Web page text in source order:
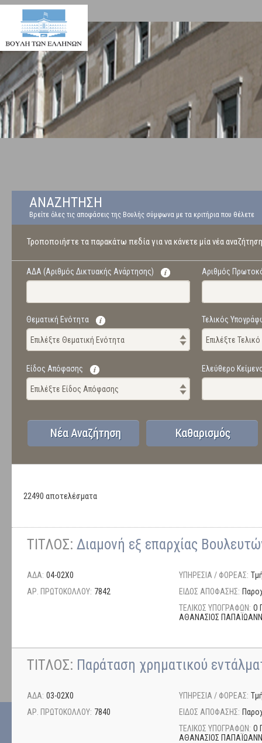
ΑΝΑΖΗΤΗΣΗ
Βρείτε όλες τις αποφάσεις της Βουλής σύμφωνα με τα κριτήρια που θέλετε
Τροποποιήστε τα παρακάτω πεδία για να κάνετε μία νέα αναζήτηση
ΑΔΑ (Αριθμός Δικτυακής Ανάρτησης) Αριθμός
Θεματική Ενότητα
Επιλέξτε Θεματική Ενότητα
Τελικός
Επιλέξτε
Είδος Απόφασης
Επιλέξτε Είδος Απόφασης
Ελεύθερο
22490 αποτελέσματα
ΤΙΤΛΟΣ: Διαμονή εξ επαρχίας
ΑΔΑ: 04-02Χ0
ΑΡ. ΠΡΩΤΟΚΟΛΛΟΥ: 7842
ΥΠΗΡΕΣΙΑ / ΦΟΡΕΑΣ:
ΕΙΔΟΣ ΑΠΟΦΑΣΗΣ:
ΤΕΛΙΚΟΣ ΥΠΟΓΡΑΦΩΝ: Ο
ΑΘΑΝΑΣΙΟΣ
ΤΙΤΛΟΣ: Παράταση χρηματικού
ΑΔΑ: 03-02Χ0
ΑΡ. ΠΡΩΤΟΚΟΛΛΟΥ: 7840
ΥΠΗΡΕΣΙΑ / ΦΟΡΕΑΣ:
ΕΙΔΟΣ ΑΠΟΦΑΣΗΣ:
ΤΕΛΙΚΟΣ ΥΠΟΓΡΑΦΩΝ: Ο
ΑΘΑΝΑΣΙΟΣ